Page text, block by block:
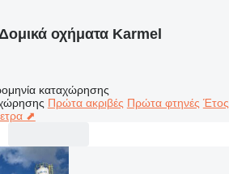
οχήματα Karmel
καταχώρησης
Πρώτα ακριβές Πρώτα φτηνές
⬈